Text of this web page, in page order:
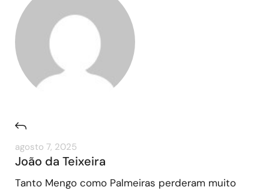
agosto 7, 2025
João da Teixeira
Tanto Mengo como Palmeiras perderam muito